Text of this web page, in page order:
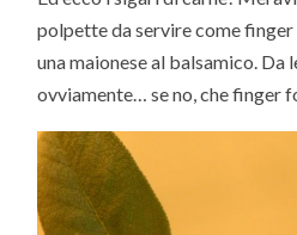
polpette da servire come
una maionese al balsamico. Da
ovviamente… se no, che finger